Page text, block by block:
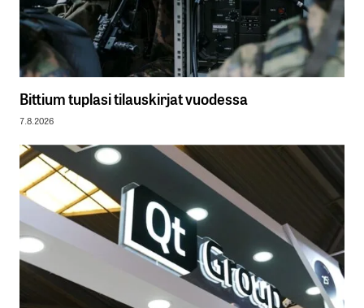
Bittium tuplasi tilauskirjat vuodessa
7.8.2026